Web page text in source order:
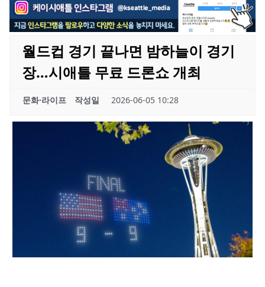
월드컵 경기 끝나면 밤하늘이 경기
장…시애틀 무료 드론쇼 개최
문화·라이프 작성일 2026-06-05 10:28